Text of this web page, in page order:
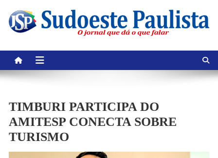
content
TIMBURI PARTICIPA DO
AMITESP CONECTA SOBRE
TURISMO